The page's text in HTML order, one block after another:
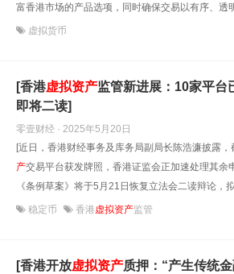
富香港市场的产品选项，同时确保交易以有序、透
虚拟货币
[香港虚拟资产监管新进展：10家平台
即将二读]
零壹财经 · 2025年5月20日
[近日，香港财经事务及库务局副局长陈浩濂披露
产交易平台获发牌照，香港证监会正加速处理其余
《条例草案》将于5月21日恢复立法会二读辩论，
稳定币 香港虚拟资产监管
[香港开放虚拟资产质押：“产生传统